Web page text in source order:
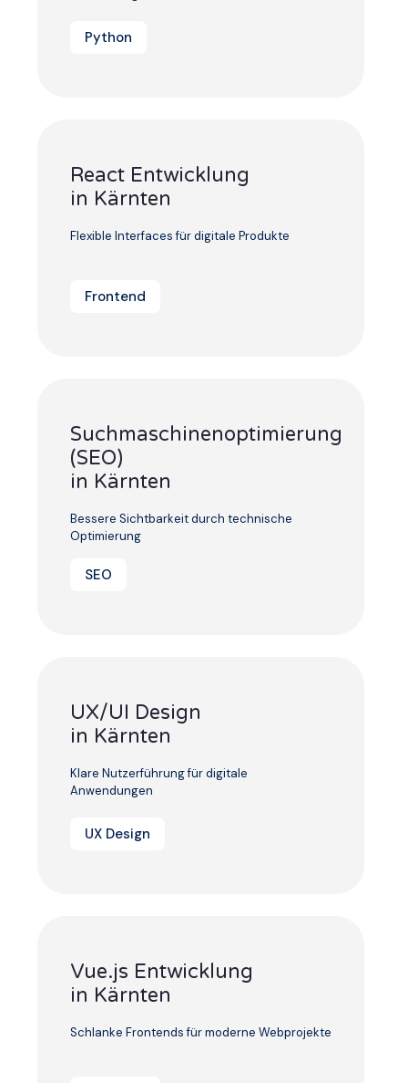
Python
React Entwicklung
in Kärnten
Flexible Interfaces für digitale Produkte
Frontend
Suchmaschinenoptimierung
(SEO)
in Kärnten
Bessere Sichtbarkeit durch technische
Optimierung
SEO
UX/UI Design
in Kärnten
Klare Nutzerführung für digitale
Anwendungen
UX Design
Vue.js Entwicklung
in Kärnten
Schlanke Frontends für moderne Webprojekte